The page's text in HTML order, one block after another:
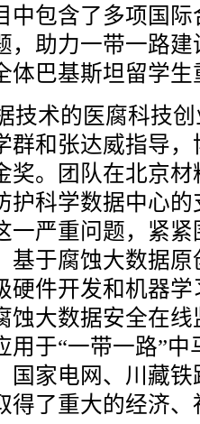
中包含了多项国
，助力一带一路
体巴基斯坦留学
技术的医腐科技
群和张达威指导
奖。团队在北京
护科学数据中心
一严重问题，紧
基于腐蚀大数据
硬件开发和机器
蚀大数据安全在
用于“一带一路”
国家电网、川藏
得了重大的经济